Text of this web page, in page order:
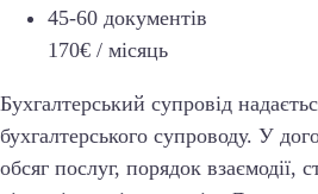
45-60 документів
170€ / місяць
Бухгалтерський супровід
бухгалтерського супроводу. У
обсяг послуг, порядок взаємодії,